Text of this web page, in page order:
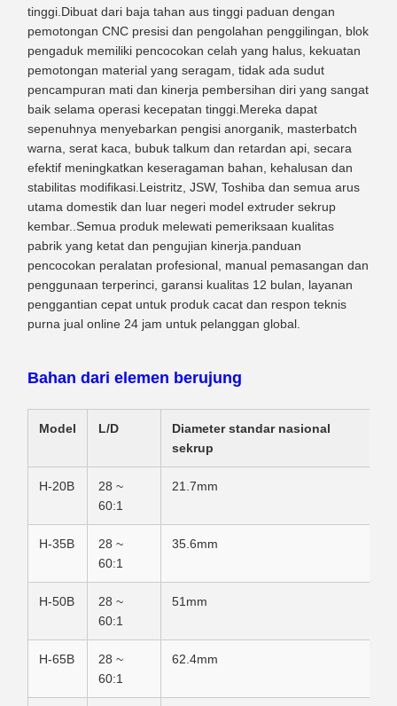
tinggi.Dibuat dari baja tahan aus tinggi paduan dengan
pemotongan CNC presisi dan pengolahan penggilingan, blok
pengaduk memiliki pencocokan celah yang halus, kekuatan
pemotongan material yang seragam, tidak ada sudut
pencampuran mati dan kinerja pembersihan diri yang sangat
baik selama operasi kecepatan tinggi.Mereka dapat
sepenuhnya menyebarkan pengisi anorganik, masterbatch
warna, serat kaca, bubuk talkum dan retardan api, secara
efektif meningkatkan keseragaman bahan, kehalusan dan
stabilitas modifikasi.Leistritz, JSW, Toshiba dan semua arus
utama domestik dan luar negeri model extruder sekrup
kembar..Semua produk melewati pemeriksaan kualitas
pabrik yang ketat dan pengujian kinerja.panduan
pencocokan peralatan profesional, manual pemasangan dan
penggunaan terperinci, garansi kualitas 12 bulan, layanan
penggantian cepat untuk produk cacat dan respon teknis
purna jual online 24 jam untuk pelanggan global.
Bahan dari elemen berujung
Model L/D
Diameter standar nasional
sekrup
H-20B
28 ~
60:1
21.7mm
H-35B
28 ~
60:1
35.6mm
H-50B
28 ~
60:1
51mm
H-65B
28 ~
60:1
62.4mm